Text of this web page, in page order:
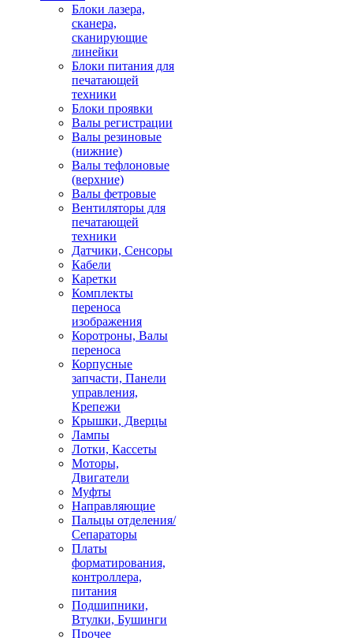
Блоки лазера,
сканера,
сканирующие
линейки
Блоки питания для
печатающей
техники
Блоки проявки
Валы регистрации
Валы резиновые
(нижние)
Валы тефлоновые
(верхние)
Валы фетровые
Вентиляторы для
печатающей
техники
Датчики, Сенсоры
Кабели
Каретки
Комплекты
переноса
изображения
Коротроны, Валы
переноса
Корпусные
запчасти, Панели
управления,
Крепежи
Крышки, Дверцы
Лампы
Лотки, Кассеты
Моторы,
Двигатели
Муфты
Направляющие
Пальцы отделения/
Сепараторы
Платы
форматирования,
контроллера,
питания
Подшипники,
Втулки, Бушинги
Прочее